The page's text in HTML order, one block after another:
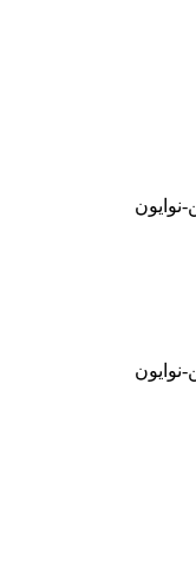
نوايون
نوايون